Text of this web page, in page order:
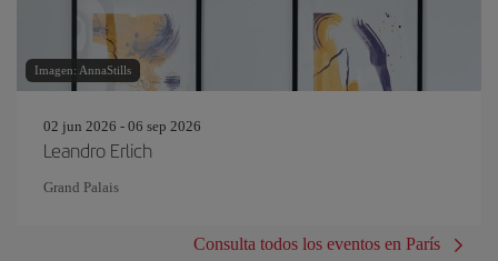
Imagen: AnnaStills
02 jun 2026 - 06 sep 2026
Leandro Erlich
Grand Palais
Consulta todos los eventos en París